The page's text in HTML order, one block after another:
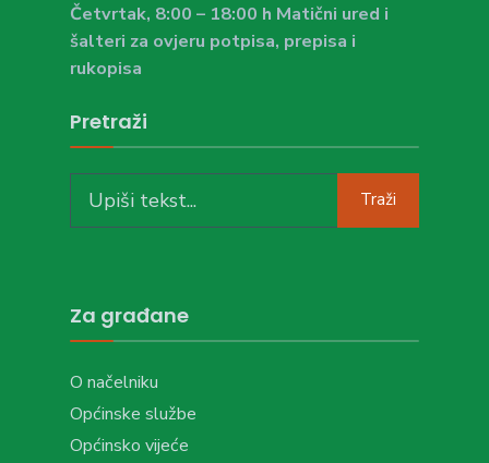
Četvrtak, 8:00 – 18:00 h Matični ured i
šalteri za ovjeru potpisa, prepisa i
rukopisa
Pretraži
for:
Traži
Za građane
O načelniku
Općinske službe
Općinsko vijeće